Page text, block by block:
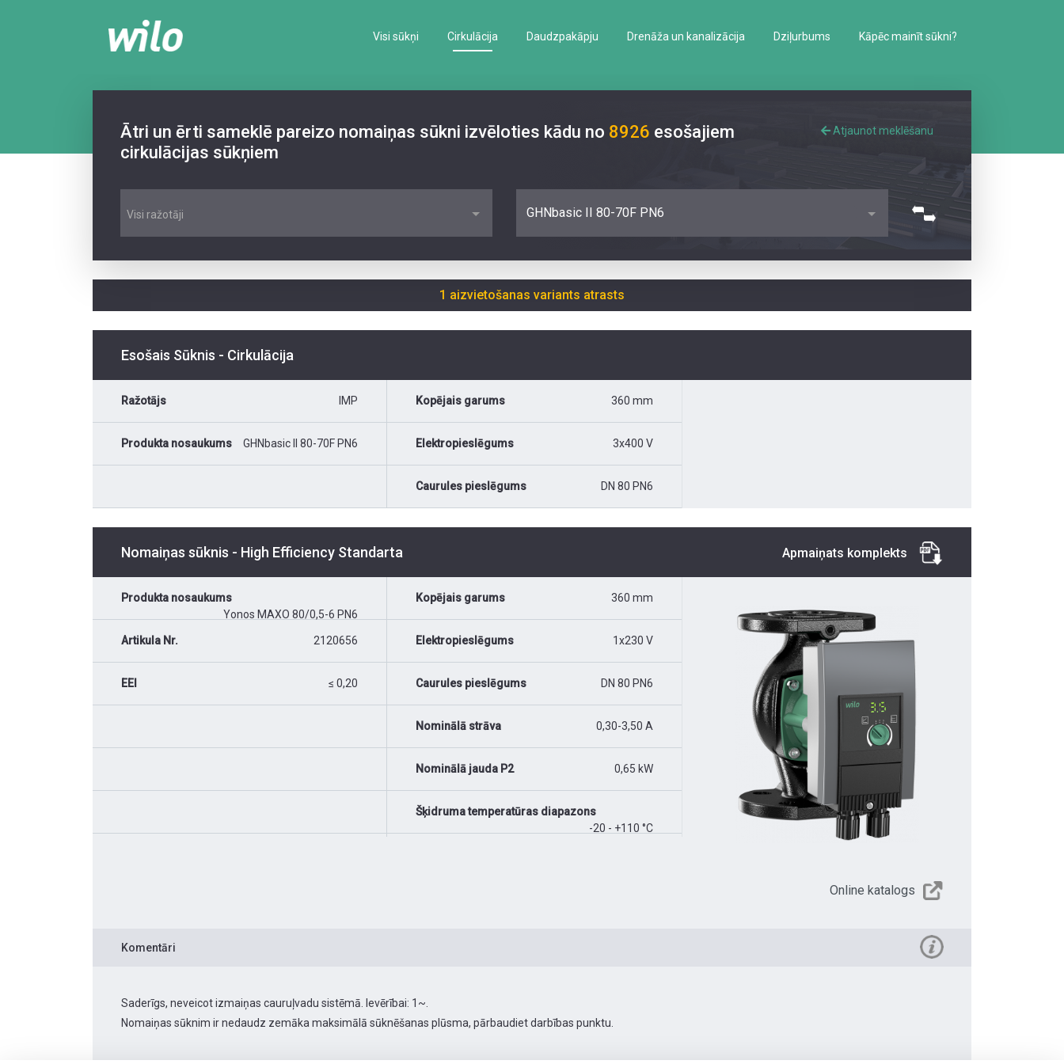
Visi sūkņi Cirkulācija Daudzpakāpju Drenāža un kanalizācija Dziļurbums Kāpēc mainīt sūkni?
Ātri un ērti sameklē pareizo nomaiņas sūkni izvēloties kādu no 8926 esošajiem
cirkulācijas sūkņiem
Atjaunot meklēšanu
Visi ražotāji GHNbasic II 80-70F PN6
1 aizvietošanas variants atrasts
Esošais Sūknis - Cirkulācija
Ražotājs IMP
Produkta nosaukums GHNbasic II 80-70F PN6
Kopējais garums 360 mm
Elektropieslēgums 3x400 V
Caurules pieslēgums DN 80 PN6
Nomaiņas sūknis - High Efficiency Standarta Apmaiņats komplekts
Produkta nosaukums
Yonos MAXO 80/0,5-6 PN6
Artikula Nr. 2120656
EEI ≤ 0,20
Kopējais garums 360 mm
Elektropieslēgums 1x230 V
Caurules pieslēgums DN 80 PN6
Nominālā strāva 0,30-3,50 A
Nominālā jauda P2 0,65 kW
Šķidruma temperatūras diapazons
-20 - +110 °C
Online katalogs
Komentāri
Saderīgs, neveicot izmaiņas cauruļvadu sistēmā. Ievērībai: 1~.
Nomaiņas sūknim ir nedaudz zemāka maksimālā sūknēšanas plūsma, pārbaudiet darbības punktu.